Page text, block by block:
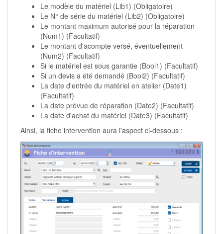
Le modèle du matériel (Lib1) (Obligatoire)
Le N° de série du matériel (Lib2) (Obligatoire)
Le montant maximum autorisé pour la réparation
(Num1) (Facultatif)
Le montant d'acompte versé, éventuellement
(Num2) (Facultatif)
Si le matériel est sous garantie (Bool1) (Facultatif)
Si un devis a été demandé (Bool2) (Facultatif)
La date d'entrée du matériel en atelier (Date1)
(Facultatif)
La date prévue de réparation (Date2) (Facultatif)
La date d'achat du matériel (Date3) (Facultatif)
Ainsi, la fiche intervention aura l'aspect ci-dessous :